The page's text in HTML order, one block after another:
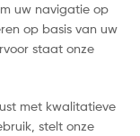
uw navigatie op
op basis van uw
staat onze
met kwalitatieve
stelt onze